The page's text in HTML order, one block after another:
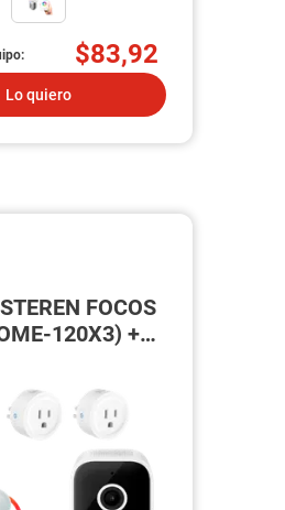
$83,92
Lo quiero
FOCOS
120X3) +
100/3)